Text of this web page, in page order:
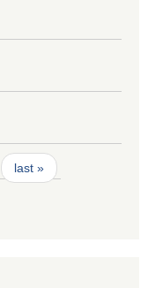
last »